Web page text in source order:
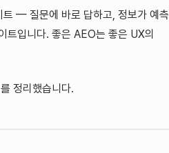
트 — 질문에 바로 답하고, 정보가 예측
입니다. 좋은 AEO는 좋은 UX의
정리했습니다.